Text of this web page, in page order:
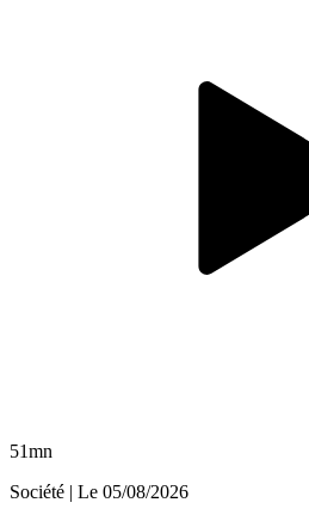
51mn
Société | Le 05/08/2026